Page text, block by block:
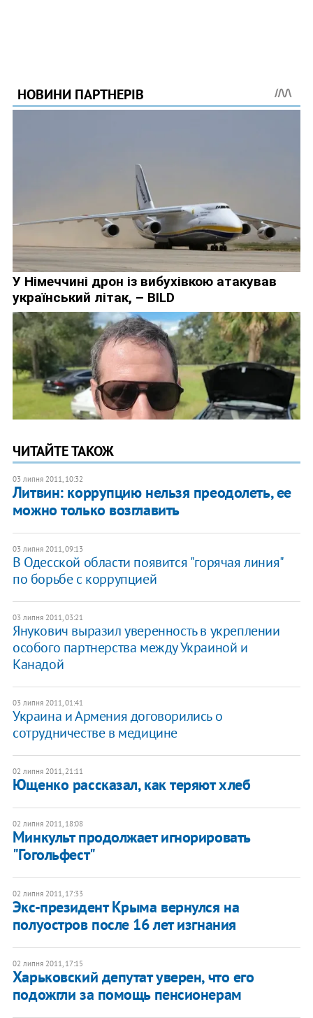
ЧИТАЙТЕ ТАКОЖ
03 липня 2011, 10:32
Литвин: коррупцию нельзя преодолеть, ее
можно только возглавить
03 липня 2011, 09:13
В Одесской области появится "горячая линия"
по борьбе с коррупцией
03 липня 2011, 03:21
Янукович выразил уверенность в укреплении
особого партнерства между Украиной и
Канадой
03 липня 2011, 01:41
Украина и Армения договорились о
сотрудничестве в медицине
02 липня 2011, 21:11
Ющенко рассказал, как теряют хлеб
02 липня 2011, 18:08
Минкульт продолжает игнорировать
"Гогольфест"
02 липня 2011, 17:33
Экс-президент Крыма вернулся на
полуостров после 16 лет изгнания
02 липня 2011, 17:15
Харьковский депутат уверен, что его
подожгли за помощь пенсионерам